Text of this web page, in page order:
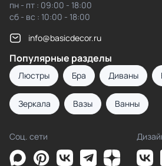
пн - пт : 09:00 - 18:00
сб - вс : 10:00 - 18:00
info@basicdecor.ru
Популярные разделы
Люстры Бра Диваны
Зеркала Вазы Ванны
Соц. сети